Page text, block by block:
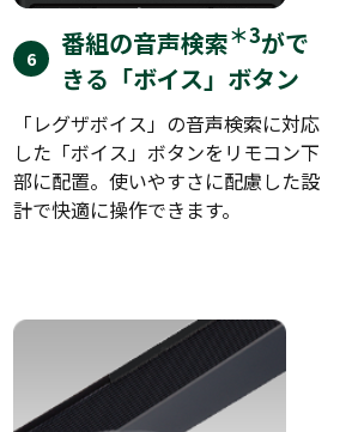
番組の音声検索＊3がで
きる「ボイス」ボタン
「レグザボイス」の音声検索に対応
した「ボイス」ボタンをリモコン下
部に配置。使いやすさに配慮した設
計で快適に操作できます。